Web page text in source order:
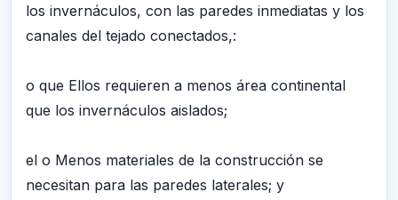
los invernáculos, con las paredes inmediatas y los
canales del tejado conectados,:
o que Ellos requieren a menos área continental
que los invernáculos aislados;
el o Menos materiales de la construcción se
necesitan para las paredes laterales; y